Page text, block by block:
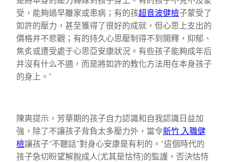
受，能夠過早離家或患病；有的孩超音波健檢子蒙受了
如許的壓力，甚至獲得了很好的成就，但心思上支出的
價格并不悲觀；有的持久心思壓制得不到開釋，抑郁、
焦炙或遭受處于心思亞安康狀況。有些孩子能夠成年后
并沒有什么不適，而是將如許的教化方法用在本身孩子
的身上。”
陳爽提示，芳華期的孩子自力認識和自我認識日益加
強，除了不讓孩子背負太多壓力外，當令新竹 入職健
檢讓孩子“不聽話”對身心安康是有利的。“這個時代的
孩子急切盼望解脫成人(尤其是怙恃)的監護，否決怙恃